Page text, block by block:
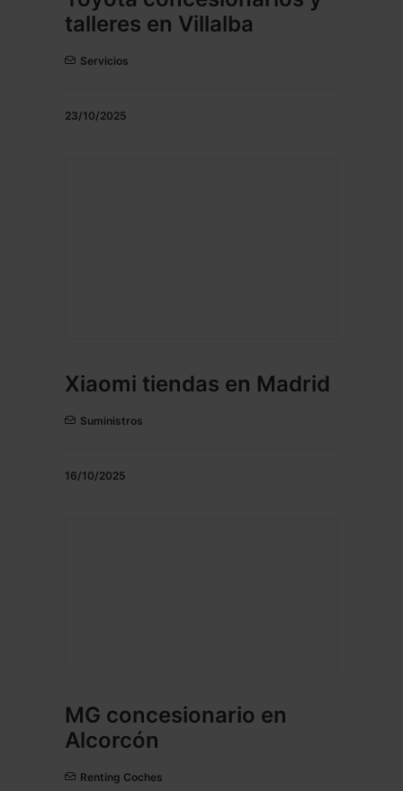
talleres en Villalba
Servicios
23/10/2025
Xiaomi tiendas en Madrid
Suministros
16/10/2025
MG concesionario en
Alcorcón
Renting Coches